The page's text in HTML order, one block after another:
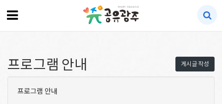
게시글 작성
프로그램 안내
프로그램 안내